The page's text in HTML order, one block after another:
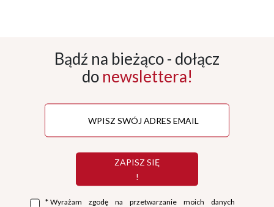
Bądź na bieżąco - dołącz
do newslettera!
ZAPISZ SIĘ
!
* Wyrażam zgodę na przetwarzanie moich danych